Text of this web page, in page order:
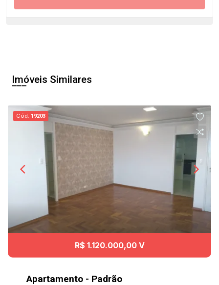
Imóveis Similares
Cód. 19203
R$ 1.120.000,00 V
Apartamento - Padrão